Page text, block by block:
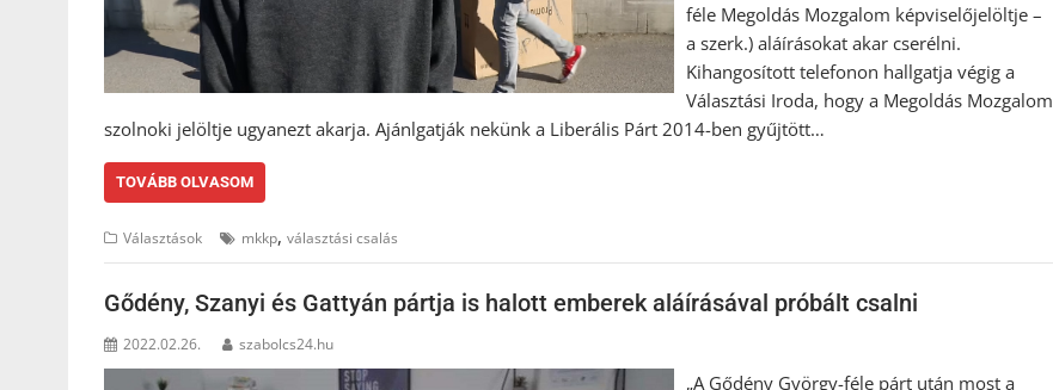
féle Megoldás Mozgalom képviselőjelöltje –
a szerk.) aláírásokat akar cserélni.
Kihangosított telefonon hallgatja végig a
Választási Iroda, hogy a Megoldás Mozgalom
szolnoki jelöltje ugyanezt akarja. Ajánlgatják nekünk a Liberális Párt 2014-ben gyűjtött…
TOVÁBB OLVASOM
Választások mkkp, választási csalás
Gődény, Szanyi és Gattyán pártja is halott emberek aláírásával próbált csalni
2022.02.26. szabolcs24.hu
„A Gődény György-féle párt után most a